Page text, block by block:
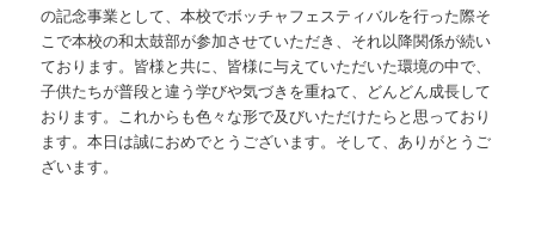
の記念事業として、本校でボッチャフェスティバルを行った際そ
こで本校の和太鼓部が参加させていただき、それ以降関係が続い
ております。皆様と共に、皆様に与えていただいた環境の中で、
子供たちが普段と違う学びや気づきを重ねて、どんどん成長して
おります。これからも色々な形で及びいただけたらと思っており
ます。本日は誠におめでとうございます。そして、ありがとうご
ざいます。